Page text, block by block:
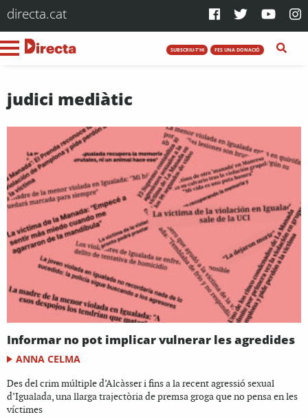
directa.cat
SUBSCRIU-T'HI FES UNA DONACIÓ
judici mediàtic
Informar no pot implicar vulnerar les agredides
ANNA CELMA
Des del crim múltiple d’Alcàsser i fins a la recent agressió sexual
d’Igualada, una llarga trajectòria de premsa groga que no pensa en les
víctimes